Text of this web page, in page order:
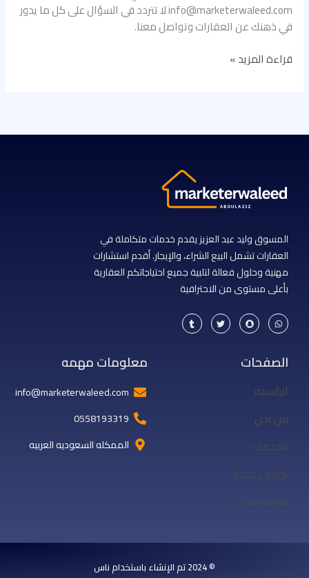
info@marketerwaleed.com لا تتردد في السؤال على كل ما يدور
في ذهنك عن العقارات وتواصل معنا.
قراءة المزيد »
المسوق وليد عبد العزيز يقدم خدمات متكاملة في
العقارات تشمل البيع الشراء، والإيجار. أقدم استشارات
مهنية وحلول فعالة لتلبية جميع احتياجاتكم العقارية
بأعلى مستوى من الاحترافية
W
h
a
a
p
S
n
a
h
a
T
w
i
T
u
m
الصفحات
الرئيسيه
من نحن
الخدمات
تواصل معانا
مرشد سياحى
معلومات مهمه
info@marketerwaleed.com
0558193319
الممكله السعوديه العربيه
© 2024 تم الإنشاء باستخدام ناس